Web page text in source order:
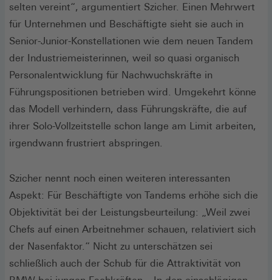
selten vereint“, argumentiert Szicher. Einen Mehrwert
für Unternehmen und Beschäftigte sieht sie auch in
Senior-Junior-Konstellationen wie dem neuen Tandem
der Industriemeisterinnen, weil so quasi organisch
Personalentwicklung für Nachwuchskräfte in
Führungspositionen betrieben wird. Umgekehrt könne
das Modell verhindern, dass Führungskräfte, die auf
ihrer Solo-Vollzeitstelle schon lange am Limit arbeiten,
irgendwann frustriert abspringen.
Szicher nennt noch einen weiteren interessanten
Aspekt: Für Beschäftigte von Tandems erhöhe sich die
Objektivität bei der Leistungsbeurteilung: „Weil zwei
Chefs auf einen Arbeitnehmer schauen, relativiert sich
der Nasenfaktor.“ Nicht zu unterschätzen sei
schließlich auch der Schub für die Attraktivität von